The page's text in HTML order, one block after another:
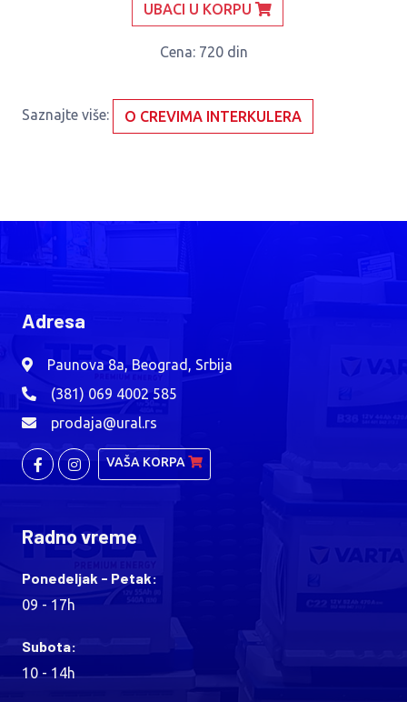
UBACI U KORPU
Cena: 720 din
Saznajte više: O CREVIMA INTERKULERA
Adresa
Paunova 8a, Beograd, Srbija
(381) 069 4002 585
prodaja@ural.rs
VAŠA KORPA
Radno vreme
Ponedeljak - Petak:
09 - 17h
Subota:
10 - 14h